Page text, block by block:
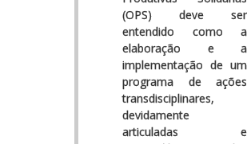
(OPS) deve ser
entendido como a
elaboração e a
implementação de um
programa de ações
transdisciplinares,
devidamente
articuladas e